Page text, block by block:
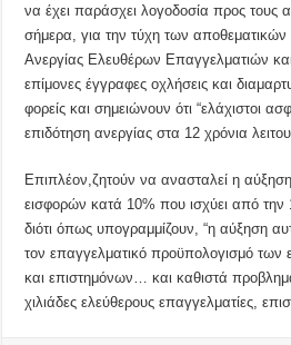
να έχει παράσχει λογοδοσία προς τους
σήμερα, για την τύχη των
Ανεργίας Ελευθέρων Επαγγελματιών
επίμονες έγγραφες οχλήσεις και
φορείς και σημειώνουν ότι “ελάχιστοι
επιδότηση ανεργίας στα 12 χρόνια
Επιπλέον,ζητούν να ανασταλεί η
εισφορών κατά 10% που ισχύει από την
διότι όπως υπογραμμίζουν, “η αύξηση
τον επαγγελματικό προϋπολογισμό των
και επιστημόνων… και καθιστά
χιλιάδες ελεύθερους επαγγελματίες,